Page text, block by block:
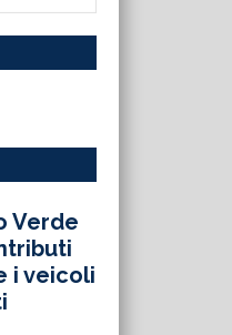
Verde
i veicoli